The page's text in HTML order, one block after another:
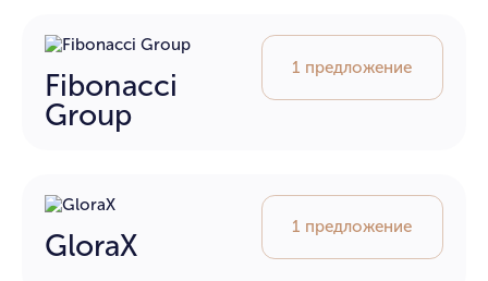
Fibonacci
Group
1 предложение
GloraX
1 предложение